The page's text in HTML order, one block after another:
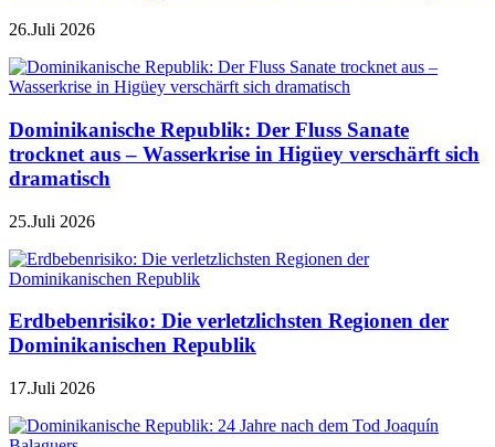
26.Juli 2026
Dominikanische Republik: Der Fluss Sanate
trocknet aus – Wasserkrise in Higüey verschärft sich
dramatisch
25.Juli 2026
Erdbebenrisiko: Die verletzlichsten Regionen der
Dominikanischen Republik
17.Juli 2026